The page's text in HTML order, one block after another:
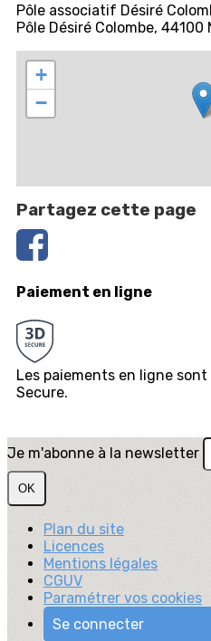
Pôle associatif Désiré
Pôle Désiré Colombe, 44100
+
−
Partagez cette page
Paiement en ligne
Les paiements en ligne
Secure.
Je m'abonne à la newsletter
OK
Plan du site
Licences
Mentions légales
CGUV
Paramétrer vos cookies
Se connecter